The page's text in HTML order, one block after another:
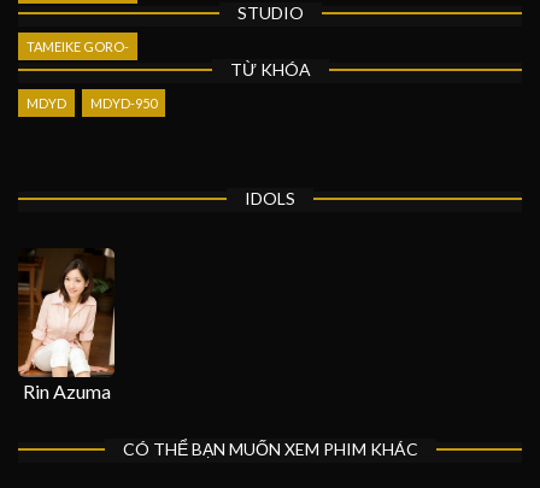
STUDIO
TAMEIKE GORO-
TỪ KHÓA
MDYD MDYD-950
IDOLS
Rin Azuma
CÓ THỂ BẠN MUỐN XEM PHIM KHÁC